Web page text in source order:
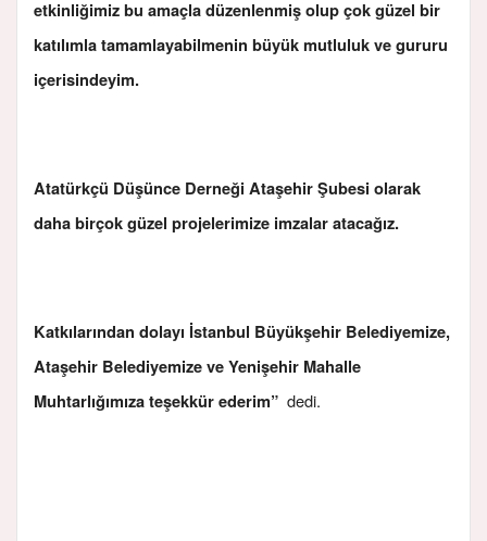
etkinliğimiz bu amaçla düzenlenmiş olup çok güzel bir
katılımla tamamlayabilmenin büyük mutluluk ve gururu
içerisindeyim.
Atatürkçü Düşünce Derneği Ataşehir Şubesi olarak
daha birçok güzel projelerimize imzalar atacağız.
Katkılarından dolayı İstanbul Büyükşehir Belediyemize,
Ataşehir Belediyemize ve Yenişehir Mahalle
Muhtarlığımıza teşekkür ederim” dedi.